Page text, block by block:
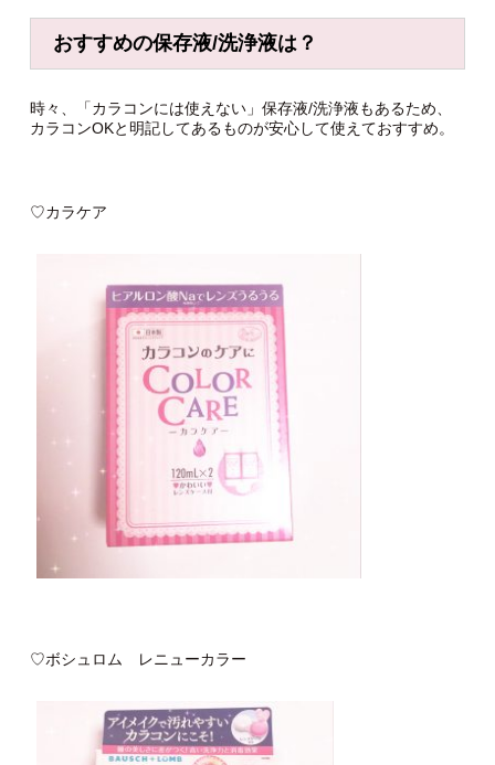
おすすめの保存液/洗浄液は？
時々、「カラコンには使えない」保存液/洗浄液もあるため、
カラコンOKと明記してあるものが安心して使えておすすめ。
♡カラケア
♡ボシュロム レニューカラー